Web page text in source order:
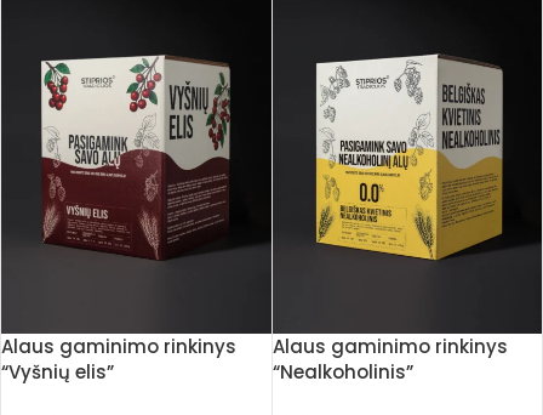
Alaus gaminimo rinkinys
“Vyšnių elis”
Alaus gaminimo rinkinys
“Nealkoholinis”